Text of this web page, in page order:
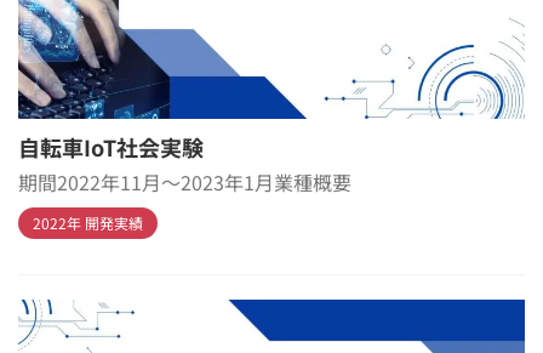
自転車IoT社会実験
期間2022年11月～2023年1月業種概要
2022年 開発実績